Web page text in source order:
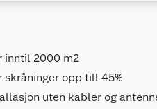
inntil 2000 m2
skråninger opp till 45%
uten kabler og